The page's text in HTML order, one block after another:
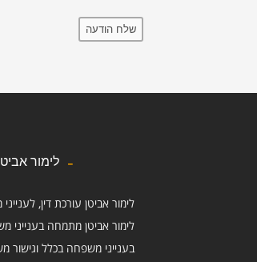
לימור
לימור אביטן עורכת דין,
לימור אביטן מתמחה בענייני
בענייני משפחה בכלל וגישור